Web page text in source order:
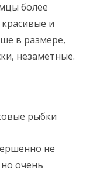
более
и
в размере,
незаметные.
не
очень